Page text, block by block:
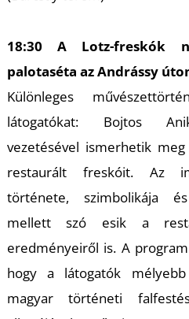
18:30 A Lotz-freskók
palotaséta az Andrássy
Különleges
látogatókat: Bojtos
vezetésével ismerhetik
restaurált freskóit. Az
története, szimbolikája
mellett szó esik a
eredményeiről is. A
hogy a látogatók
magyar történeti